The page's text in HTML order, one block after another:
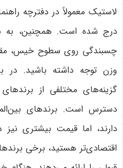
لاستیک معمولاً در دفترچه
درج شده است. همچنین، به
چسبندگی روی سطوح خیس،
وزن توجه داشته باشید. در
گزینه‌های مختلفی از
دسترس است. برندهای
دارند، اما قیمت بیشتری نیز
اقتصادی‌تر هستید، برخی